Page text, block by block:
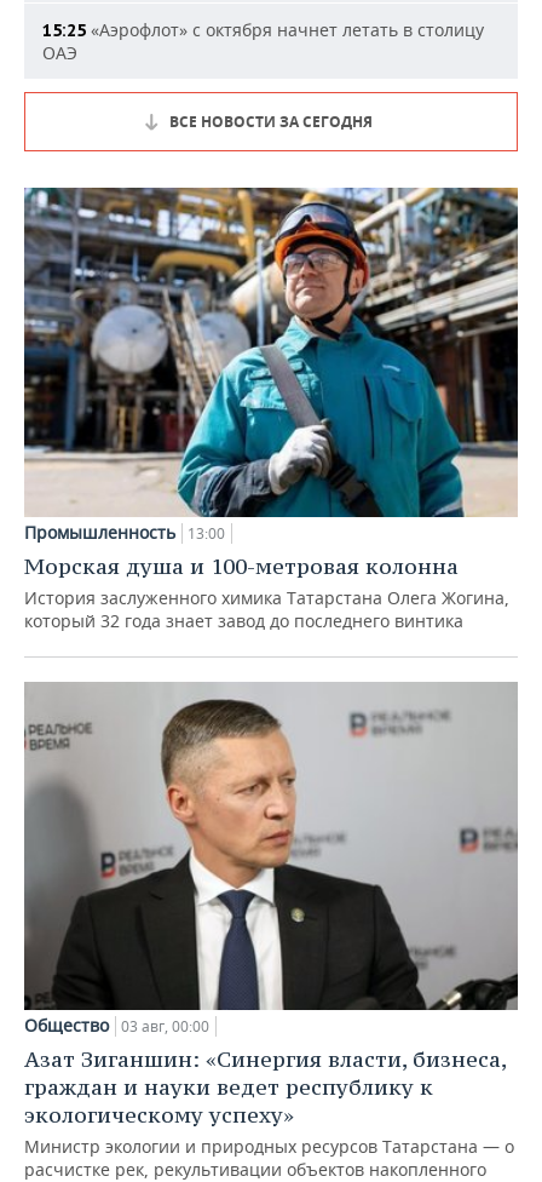
15:25 «Аэрофлот» с октября начнет летать в столицу
ОАЭ
ВСЕ НОВОСТИ ЗА СЕГОДНЯ
Промышленность 13:00
Морская душа и 100-метровая колонна
История заслуженного химика Татарстана Олега Жогина,
который 32 года знает завод до последнего винтика
Общество 03 авг, 00:00
Азат Зиганшин: «Синергия власти, бизнеса,
граждан и науки ведет республику к
экологическому успеху»
Министр экологии и природных ресурсов Татарстана — о
расчистке рек, рекультивации объектов накопленного